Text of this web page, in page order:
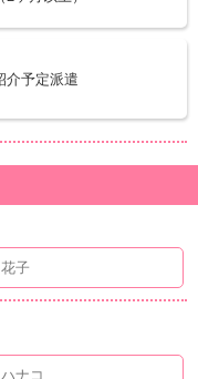
介予定派遣